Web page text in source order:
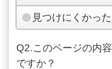
見つけにくかった
Q2.このページの内
ですか？